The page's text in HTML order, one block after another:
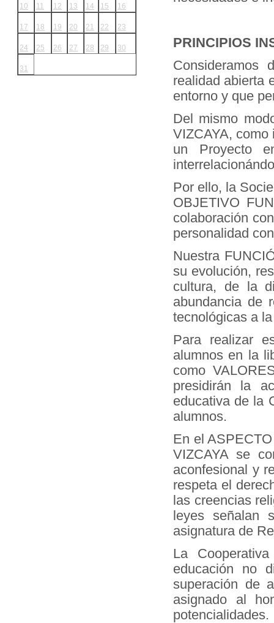
PRINCIPIOS
Consideramos
realidad abierta
entorno y que
Del mismo
VIZCAYA,
un Proyecto
Por ello, la
OBJETIVO
colaboración
personalidad
Nuestra
su evolución,
cultura, de la
abundancia de
tecnológicas a
Para realizar
alumnos en la
como
presidirán la
educativa de la
alumnos.
En el
VIZCAYA se
aconfesional y
respeta el
las creencias
leyes
asignatura de
La
educación no
superación de
asignado al
potencialidades.
10 11 12 13 14 15 16
17 18 19 20 21 22 23
24 25 26 27 28 29 30
31